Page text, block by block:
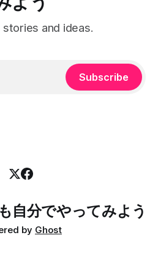
催の大会に混ぜてもらうようにな
聞いて、10月からは毎月一度三時
stories and ideas.
Subscribe
自分でやってみよう
by Ghost